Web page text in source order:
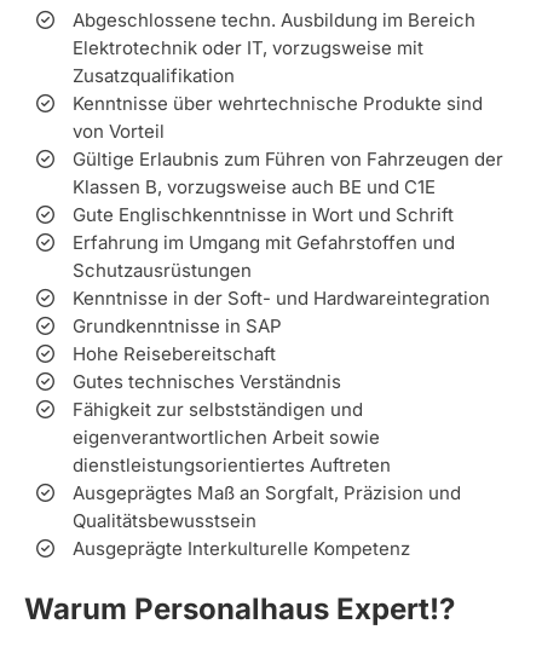
Abgeschlossene techn. Ausbildung im Bereich
Elektrotechnik oder IT, vorzugsweise mit
Zusatzqualifikation
Kenntnisse über wehrtechnische Produkte sind
von Vorteil
Gültige Erlaubnis zum Führen von Fahrzeugen der
Klassen B, vorzugsweise auch BE und C1E
Gute Englischkenntnisse in Wort und Schrift
Erfahrung im Umgang mit Gefahrstoffen und
Schutzausrüstungen
Kenntnisse in der Soft- und Hardwareintegration
Grundkenntnisse in SAP
Hohe Reisebereitschaft
Gutes technisches Verständnis
Fähigkeit zur selbstständigen und
eigenverantwortlichen Arbeit sowie
dienstleistungsorientiertes Auftreten
Ausgeprägtes Maß an Sorgfalt, Präzision und
Qualitätsbewusstsein
Ausgeprägte Interkulturelle Kompetenz
Warum Personalhaus Expert!?